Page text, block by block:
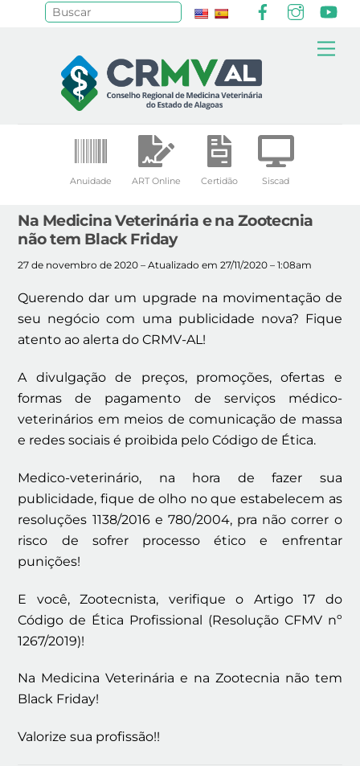
Anuidade ART Online Certidão Siscad
Na Medicina Veterinária e na Zootecnia
não tem Black Friday
27 de novembro de 2020 – Atualizado em 27/11/2020 – 1:08am
Querendo dar um upgrade na movimentação de
seu negócio com uma publicidade nova? Fique
atento ao alerta do CRMV-AL!
A divulgação de preços, promoções, ofertas e
formas de pagamento de serviços médico-
veterinários em meios de comunicação de massa
e redes sociais é proibida pelo Código de Ética.
Medico-veterinário, na hora de fazer sua
publicidade, fique de olho no que estabelecem as
resoluções 1138/2016 e 780/2004, pra não correr o
risco de sofrer processo ético e enfrentar
punições!
E você, Zootecnista, verifique o Artigo 17 do
Código de Ética Profissional (Resolução CFMV nº
1267/2019)!
Na Medicina Veterinária e na Zootecnia não tem
Black Friday!
Valorize sua profissão!!